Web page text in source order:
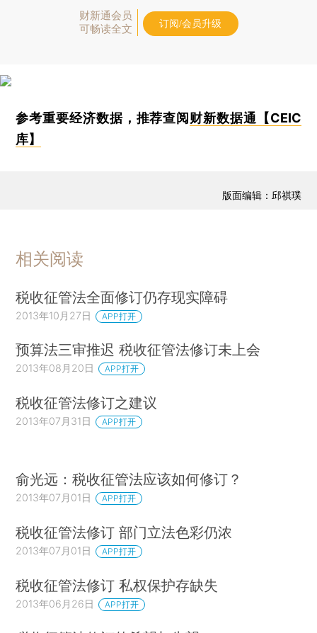
财新通会员
可畅读全文
订阅/会员升级
参考重要经济数据，推荐查阅 财新数据通【CEIC
库】
版面编辑：邱祺璞
相关阅读
税收征管法全面修订仍存现实障碍
2013年10月27日 APP打开
预算法三审推迟 税收征管法修订未上会
2013年08月20日 APP打开
税收征管法修订之建议
2013年07月31日 APP打开
俞光远：税收征管法应该如何修订？
2013年07月01日 APP打开
税收征管法修订 部门立法色彩仍浓
2013年07月01日 APP打开
税收征管法修订 私权保护存缺失
2013年06月26日 APP打开